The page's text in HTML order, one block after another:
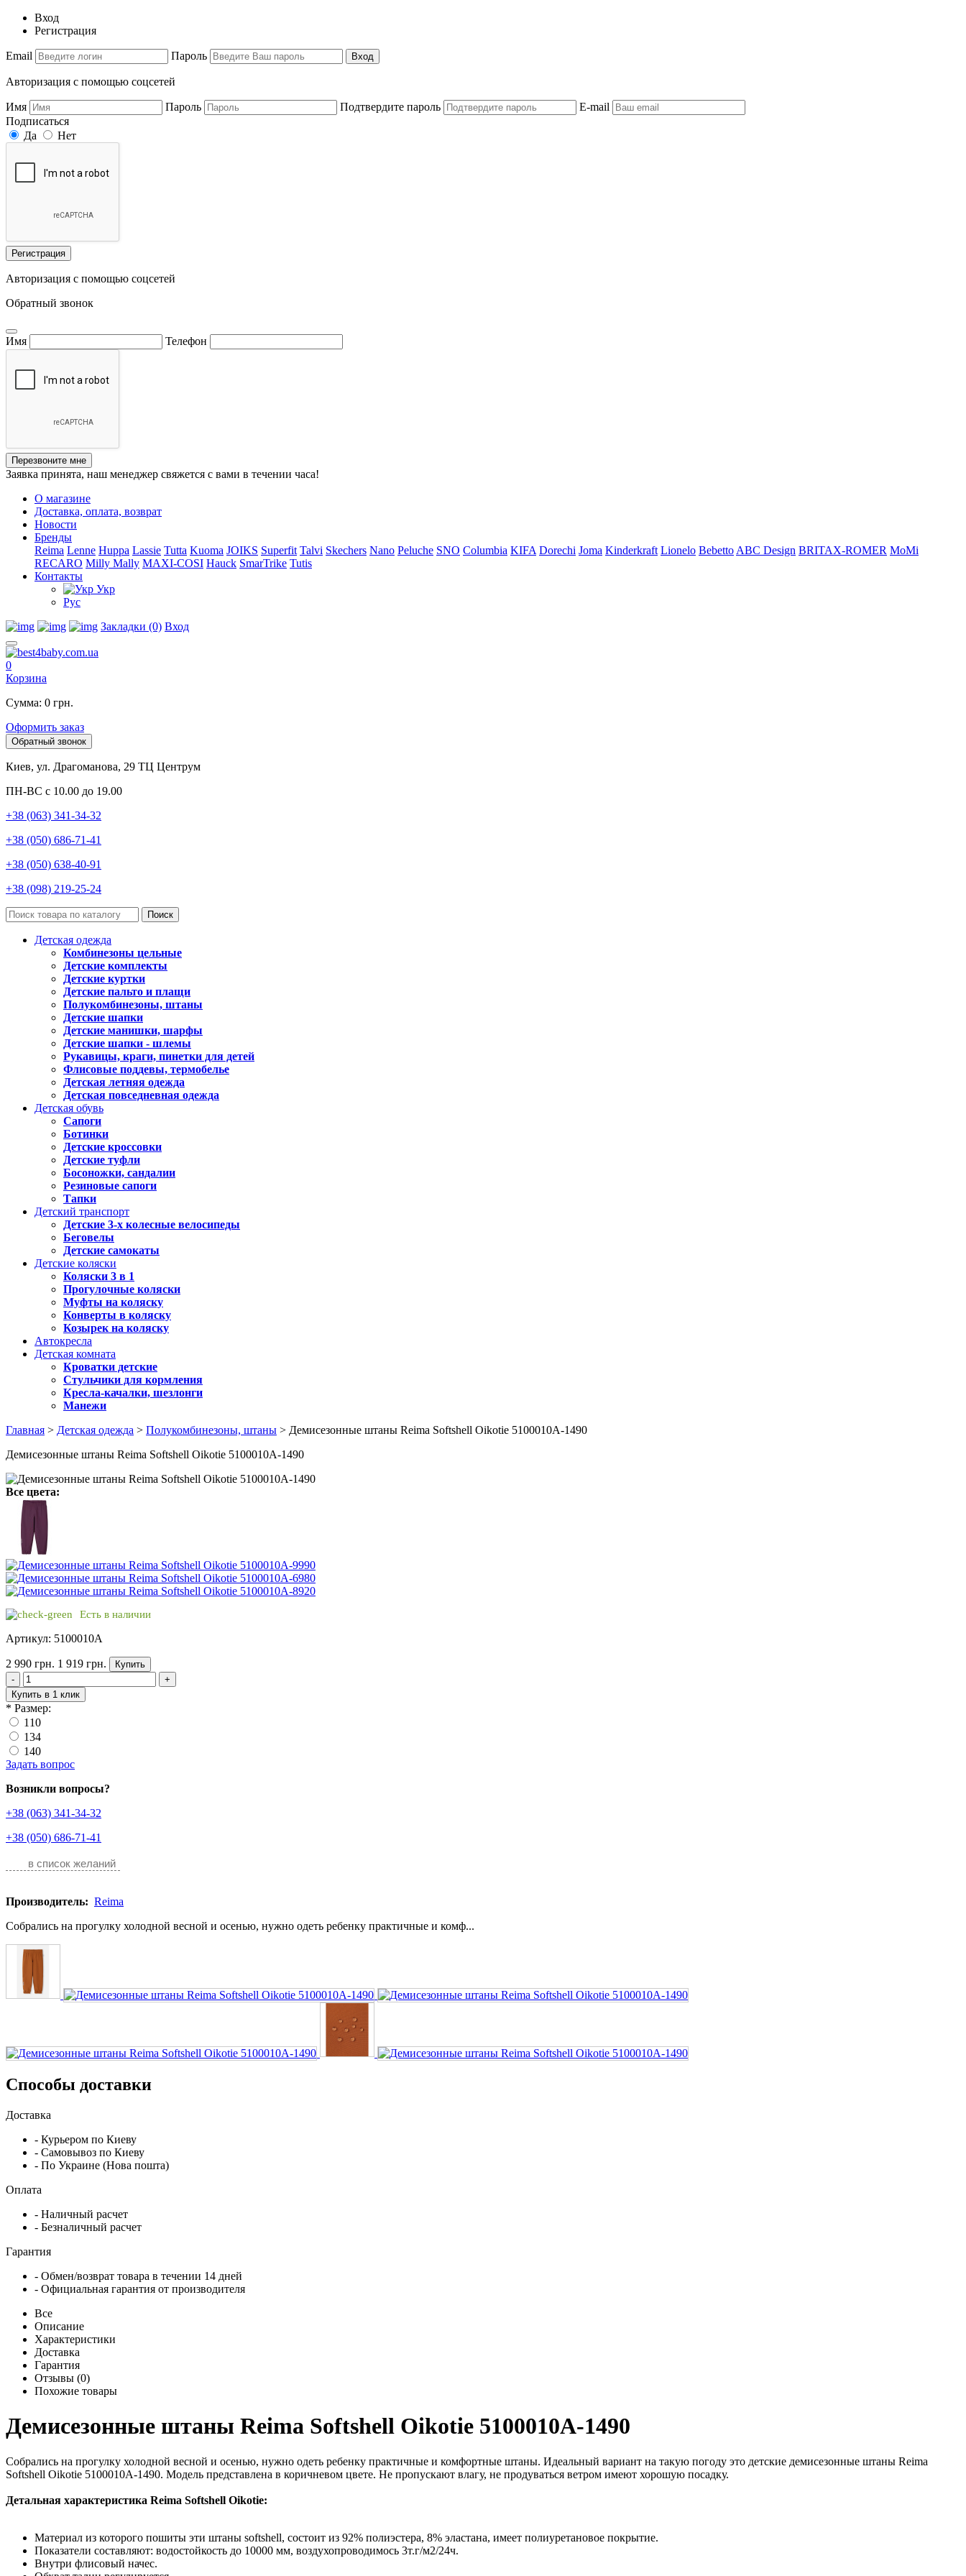
Вход
Регистрация
Email Пароль Вход
Авторизация с помощью соцсетей
Имя Пароль Подтвердите пароль
E-mail
Подписаться
Да
Нет
Регистрация
Авторизация с помощью соцсетей
Обратный звонок
Имя Телефон
Перезвоните мне
Заявка принята, наш менеджер свяжется с вами в течении часа!
О магазине
Доставка, оплата, возврат
Новости
Бренды
Reima Lenne Huppa Lassie Tutta Kuoma JOIKS Superfit Talvi Skechers Nano Peluche SNO Columbia KIFA Dorechi Joma Kinderkraft Lionelo Bebetto ABC Design BRITAX-ROMER MoMi
RECARO Milly Mally MAXI-COSI Hauck SmarTrike Tutis
Контакты
Укр
Рус
Закладки (0) Вход
0
Корзина
Сумма: 0 грн.
Оформить заказ
Обратный звонок
Киев, ул. Драгоманова, 29 ТЦ Центрум
ПН-ВС с 10.00 до 19.00
+38 (063) 341-34-32
+38 (050) 686-71-41
+38 (050) 638-40-91
+38 (098) 219-25-24
Поиск
Детская одежда
Комбинезоны цельные
Детские комплекты
Детские куртки
Детские пальто и плащи
Полукомбинезоны, штаны
Детские шапки
Детские манишки, шарфы
Детские шапки - шлемы
Рукавицы, краги, пинетки для детей
Флисовые поддевы, термобелье
Детская летняя одежда
Детская повседневная одежда
Детская обувь
Сапоги
Ботинки
Детские кроссовки
Детские туфли
Босоножки, сандалии
Резиновые сапоги
Тапки
Детский транспорт
Детские 3-х колесные велосипеды
Беговелы
Детские самокаты
Детские коляски
Коляски 3 в 1
Прогулочные коляски
Муфты на коляску
Конверты в коляску
Козырек на коляску
Автокресла
Детская комната
Кроватки детские
Стульчики для кормления
Кресла-качалки, шезлонги
Манежи
Главная > Детская одежда > Полукомбинезоны, штаны > Демисезонные штаны Reima Softshell Oikotie 5100010A-1490
Демисезонные штаны Reima Softshell Oikotie 5100010A-1490
Все цвета:
Есть в наличии
Артикул: 5100010A
2 990 грн. 1 919 грн.
Купить
-
+
Купить в 1 клик
* Размер:
110
134
140
Задать вопрос
Возникли вопросы?
+38 (063) 341-34-32
+38 (050) 686-71-41
в список желаний
Производитель: Reima
Собрались на прогулку холодной весной и осенью, нужно одеть ребенку практичные и комф...
Способы доставки
Доставка
- Курьером по Киеву
- Самовывоз по Киеву
- По Украине (Нова пошта)
Оплата
- Наличный расчет
- Безналичный расчет
Гарантия
- Обмен/возврат товара в течении 14 дней
- Официальная гарантия от производителя
Все
Описание
Характеристики
Доставка
Гарантия
Отзывы (0)
Похожие товары
Демисезонные штаны Reima Softshell Oikotie 5100010A-1490
Собрались на прогулку холодной весной и осенью, нужно одеть ребенку практичные и комфортные штаны. Идеальный вариант на такую погоду это детские демисезонные штаны Reima
Softshell Oikotie 5100010A-1490. Модель представлена в коричневом цвете. Не пропускают влагу, не продуваться ветром имеют хорошую посадку.
Детальная характеристика Reima Softshell Oikotie:
Материал из которого пошиты эти штаны softshell, состоит из 92% полиэстера, 8% эластана, имеет полиуретановое покрытие.
Показатели составляют: водостойкость до 10000 мм, воздухопроводимось 3т.г/м2/24ч.
Внутри флисовый начес.